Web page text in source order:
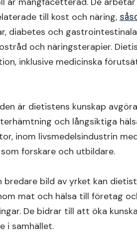
till kost och näring,
diabetes och
och näringsterapier.
inklusive medicinska
är dietistens kunskap
och långsiktiga
inom livsmedelsindustrin
forskare och utbildare.
bredare bild av yrket kan
mat och hälsa till företag
De bidrar till att öka
i samhället.